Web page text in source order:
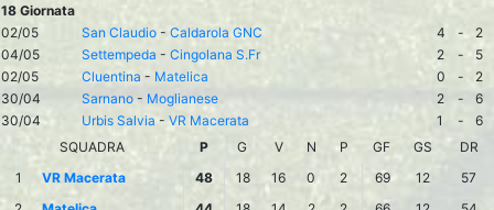
18 Giornata
02/05
San Claudio - Caldarola GNC 4 -
2
04/05
Settempeda - Cingolana S.Fr 2 -
5
02/05
Cluentina - Matelica 0 -
2
30/04
Sarnano - Moglianese 2 -
6
30/04
Urbis Salvia - VR Macerata 1 -
6
SQUADRA
P G V N P GF GS
DR
1
VR Macerata 48 18 16 0 2 69 12
57